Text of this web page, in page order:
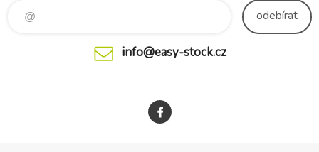
odebírat
info@easy-stock.cz